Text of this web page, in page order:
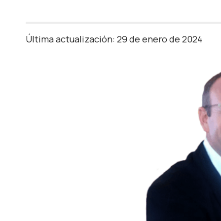
Última actualización: 29 de enero de 2024